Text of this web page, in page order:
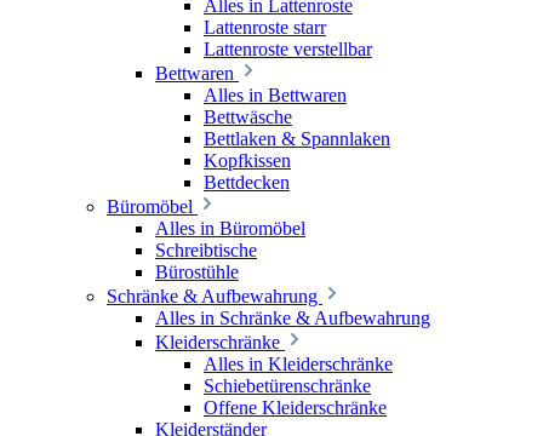
Alles in Lattenroste
Lattenroste starr
Lattenroste verstellbar
Bettwaren
Alles in Bettwaren
Bettwäsche
Bettlaken & Spannlaken
Kopfkissen
Bettdecken
Büromöbel
Alles in Büromöbel
Schreibtische
Bürostühle
Schränke & Aufbewahrung
Alles in Schränke & Aufbewahrung
Kleiderschränke
Alles in Kleiderschränke
Schiebetürenschränke
Offene Kleiderschränke
Kleiderständer